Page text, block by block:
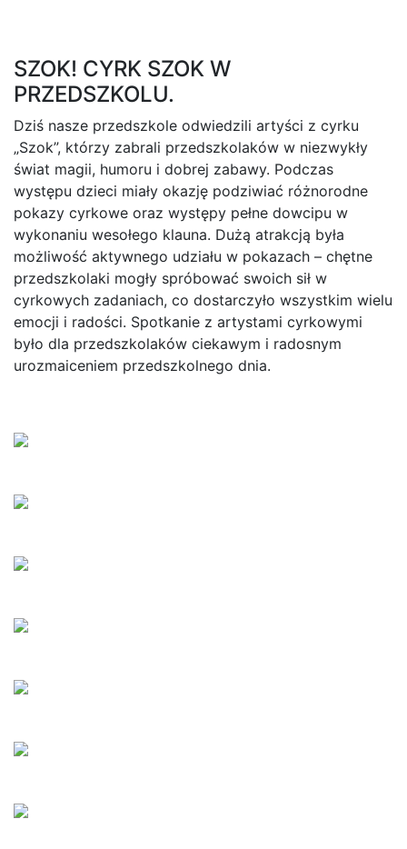
SZOK! CYRK SZOK W
PRZEDSZKOLU.
Dziś nasze przedszkole odwiedzili artyści z cyrku
„Szok”, którzy zabrali przedszkolaków w niezwykły
świat magii, humoru i dobrej zabawy. Podczas
występu dzieci miały okazję podziwiać różnorodne
pokazy cyrkowe oraz występy pełne dowcipu w
wykonaniu wesołego klauna. Dużą atrakcją była
możliwość aktywnego udziału w pokazach – chętne
przedszkolaki mogły spróbować swoich sił w
cyrkowych zadaniach, co dostarczyło wszystkim wielu
emocji i radości. Spotkanie z artystami cyrkowymi
było dla przedszkolaków ciekawym i radosnym
urozmaiceniem przedszkolnego dnia.